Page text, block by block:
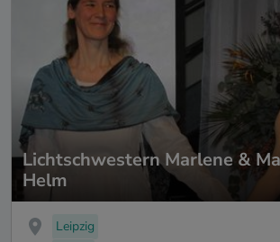
Lichtschwestern Marlene &
Helm
Leipzig